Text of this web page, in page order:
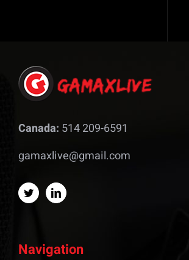
Canada: 514 209-6591
gamaxlive@gmail.com
Navigation